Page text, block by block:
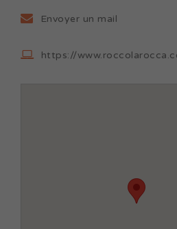
Envoyer un mail
https://